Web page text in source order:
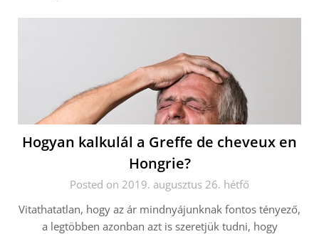
Hogyan kalkulál a Greffe de cheveux en
Hongrie?
Posted on 2019. augusztus 26. hétfő
Vitathatatlan, hogy az ár mindnyájunknak fontos tényező,
a legtöbben azonban azt is szeretjük tudni, hogy